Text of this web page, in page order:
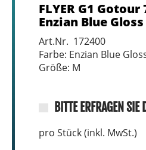
FLYER G1 Gotour
Enzian Blue
Art.Nr. 172400
Farbe: Enzian Blue
Größe: M
BITTE ERFRAGEN SIE
pro Stück (inkl. MwSt.)